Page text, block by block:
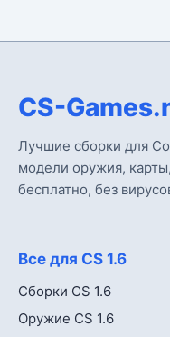
CS-
Лучшие сборки для
модели оружия,
бесплатно, без
Все для CS 1.6
Сборки CS 1.6
Оружие CS 1.6